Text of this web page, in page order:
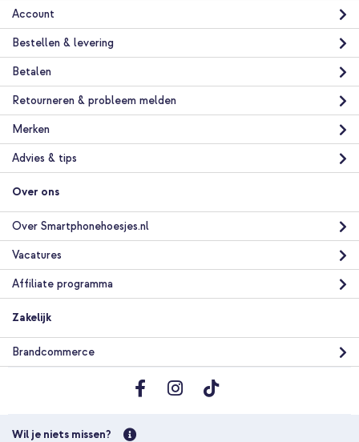
Account
Bestellen & levering
Betalen
Retourneren & probleem melden
Merken
Advies & tips
Over ons
Over Smartphonehoesjes.nl
Vacatures
Affiliate programma
Zakelijk
Brandcommerce
Wil je niets missen?